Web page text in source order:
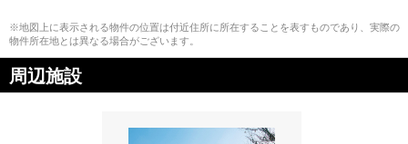
※地図上に表示される物件の位置は付近住所に所在することを表すものであり、実際の
物件所在地とは異なる場合がございます。
周辺施設